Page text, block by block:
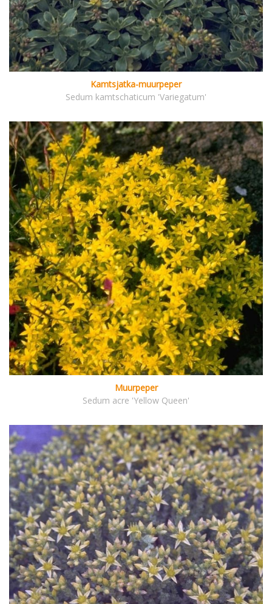
Kamtsjatka-muurpeper
Sedum kamtschaticum 'Variegatum'
Muurpeper
Sedum acre 'Yellow Queen'